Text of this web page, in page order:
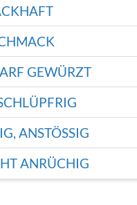
GEWÜRZT
ANSTÖSSIG
ANRÜCHIG